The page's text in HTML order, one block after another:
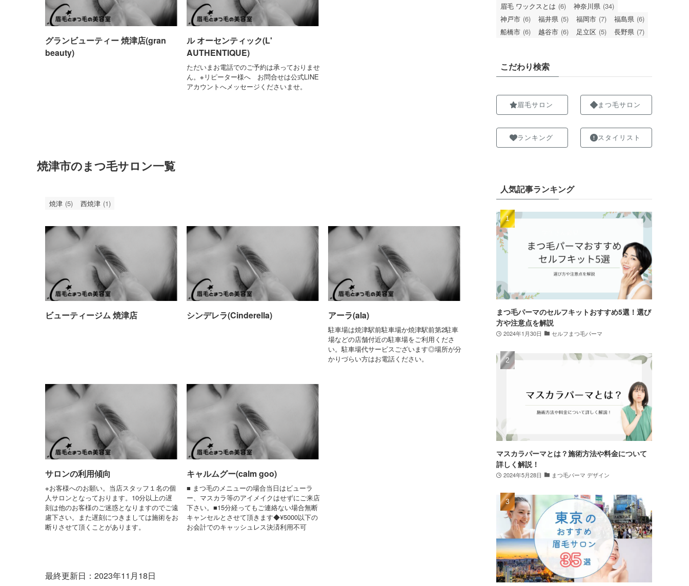
グランビューティー 焼津店(gran
beauty)
ル オーセンティック(L'
AUTHENTIQUE)
ただいまお電話でのご予約は承っておりませ
ん。※リピーター様へ お問合せは公式LINE
アカウントへメッセージくださいませ。
焼津市のまつ毛サロン一覧
焼津 (5) 西焼津 (1)
ビューティージム 焼津店 シンデレラ(Cinderella) アーラ(ala)
駐車場は焼津駅前駐車場か焼津駅前第2駐車
場などの店舗付近の駐車場をご利用くださ
い。駐車場代サービスございます◎場所が分
かりづらい方はお電話ください。
サロンの利用傾向
※お客様へのお願い。当店スタッフ１名の個
人サロンとなっております。10分以上の遅
刻は他のお客様のご迷惑となりますのでご遠
慮下さい。また遅刻につきましては施術をお
断りさせて頂くことがあります。
キャルムグー(calm goo)
■ まつ毛のメニューの場合当日はビューラ
ー、マスカラ等のアイメイクはせずにご来店
下さい。■15分経ってもご連絡ない場合無断
キャンセルとさせて頂きます◆¥5000以下の
お会計でのキャッシュレス決済利用不可
最終更新日：2023年11月18日
眉毛 ワックスとは (6) 神奈川県 (34)
神戸市 (6) 福井県 (5) 福岡市 (7) 福島県 (6)
船橋市 (6) 越谷市 (6) 足立区 (5) 長野県 (7)
こだわり検索
眉毛サロン
ランキング
まつ毛サロン
スタイリスト
人気記事ランキング
まつ毛パーマのセルフキットおすすめ5選！選び
方や注意点を解説
2024年1月30日 セルフまつ毛パーマ
マスカラパーマとは？施術方法や料金について
詳しく解説！
2024年5月28日 まつ毛パーマ デザイン